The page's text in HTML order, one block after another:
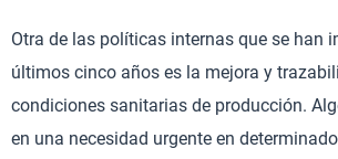
Otra de las políticas internas que se han
últimos cinco años es la mejora y
condiciones sanitarias de producción.
en una necesidad urgente en